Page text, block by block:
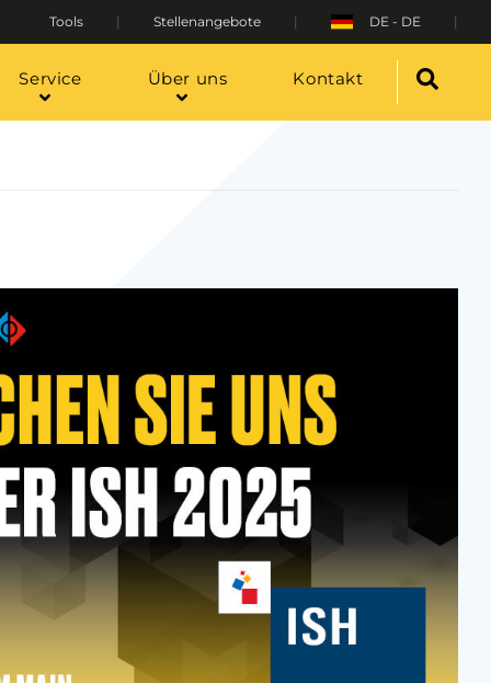
Tools Stellenangebote DE - DE
Service Über uns Kontakt